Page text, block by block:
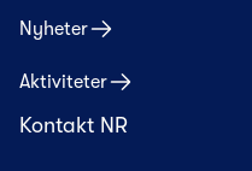
Nyheter
Aktiviteter
Kontakt NR